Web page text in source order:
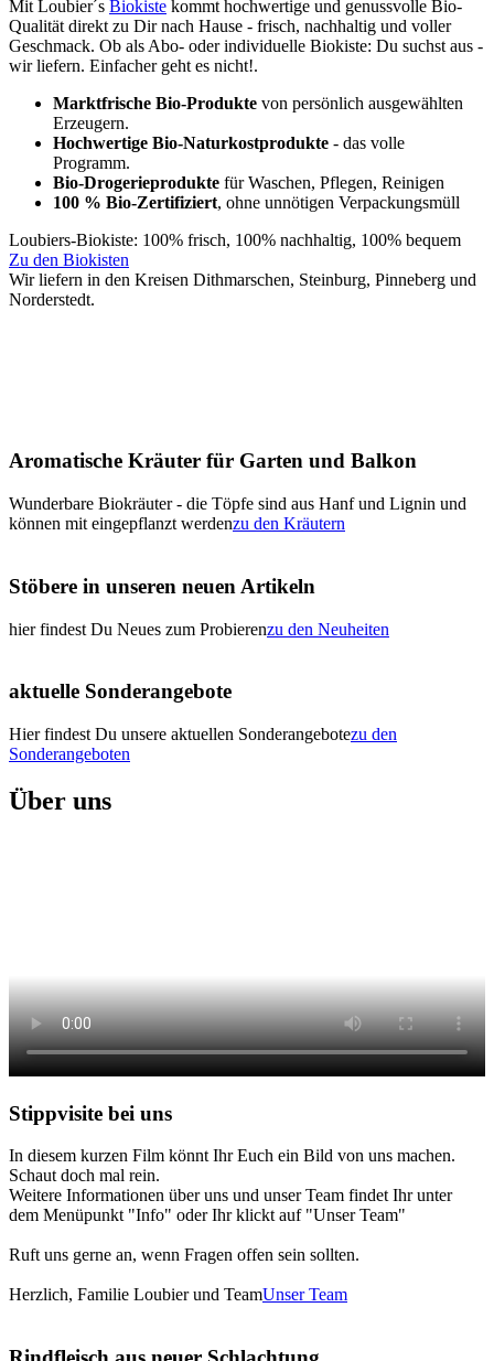
Mit Loubier´s Biokiste kommt hochwertige und genussvolle Bio-
Qualität direkt zu Dir nach Hause - frisch, nachhaltig und voller
Geschmack. Ob als Abo- oder individuelle Biokiste: Du suchst aus -
wir liefern. Einfacher geht es nicht!.
Marktfrische Bio-Produkte von persönlich ausgewählten
Erzeugern.
Hochwertige Bio-Naturkostprodukte - das volle
Programm.
Bio-Drogerieprodukte für Waschen, Pflegen, Reinigen
100 % Bio-Zertifiziert, ohne unnötigen Verpackungsmüll
Loubiers-Biokiste: 100% frisch, 100% nachhaltig, 100% bequem
Zu den Biokisten
Wir liefern in den Kreisen Dithmarschen, Steinburg, Pinneberg und
Norderstedt.
Aromatische Kräuter für Garten und Balkon
Wunderbare Biokräuter - die Töpfe sind aus Hanf und Lignin und
können mit eingepflanzt werdenzu den Kräutern
Stöbere in unseren neuen Artikeln
hier findest Du Neues zum Probierenzu den Neuheiten
aktuelle Sonderangebote
Hier findest Du unsere aktuellen Sonderangebotezu den
Sonderangeboten
Über uns
Stippvisite bei uns
In diesem kurzen Film könnt Ihr Euch ein Bild von uns machen.
Schaut doch mal rein.
Weitere Informationen über uns und unser Team findet Ihr unter
dem Menüpunkt "Info" oder Ihr klickt auf "Unser Team"
Ruft uns gerne an, wenn Fragen offen sein sollten.
Herzlich, Familie Loubier und TeamUnser Team